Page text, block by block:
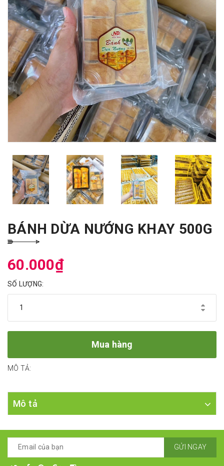
BÁNH DỪA NƯỚNG KHAY 500G
60.000₫
SỐ LƯỢNG:
Mua hàng
MÔ TẢ:
Mô tả
GỬI NGAY